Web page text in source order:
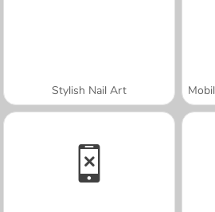
Stylish Nail Art